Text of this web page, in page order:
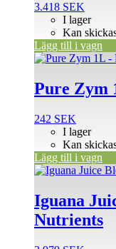
3.418 SEK
I lager
Kan
Lägg till i vagn
Pure Zym
242 SEK
I lager
Kan
Lägg till i vagn
Iguana
Nutrients